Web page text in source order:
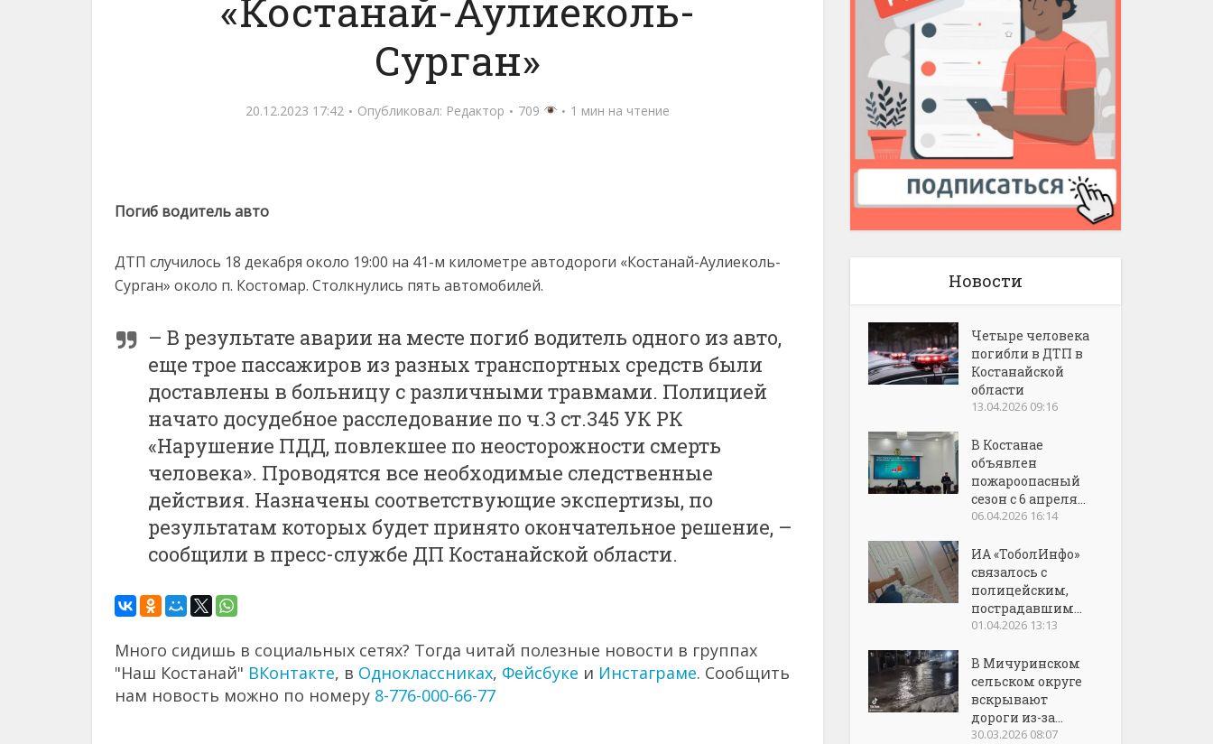
«Костанай-Аулиеколь-
Сурган»
20.12.2023 17:42 Опубликовал: Редактор 709 1 мин на чтение
Погиб водитель авто
ДТП случилось 18 декабря около 19:00 на 41-м километре автодороги «Костанай-Аулиеколь-
Сурган» около п. Костомар. Столкнулись пять автомобилей.
– В результате аварии на месте погиб водитель одного из авто,
еще трое пассажиров из разных транспортных средств были
доставлены в больницу с различными травмами. Полицией
начато досудебное расследование по ч.3 ст.345 УК РК
«Нарушение ПДД, повлекшее по неосторожности смерть
человека». Проводятся все необходимые следственные
действия. Назначены соответствующие экспертизы, по
результатам которых будет принято окончательное решение, –
сообщили в пресс-службе ДП Костанайской области.
Много сидишь в социальных сетях? Тогда читай полезные новости в группах
"Наш Костанай" ВКонтакте, в Одноклассниках, Фейсбуке и Инстаграме. Сообщить
нам новость можно по номеру 8-776-000-66-77
Новости
Четыре человека
погибли в ДТП в
Костанайской
области
13.04.2026 09:16
В Костанае
объявлен
пожароопасный
сезон с 6 апреля...
06.04.2026 16:14
ИА «ТоболИнфо»
связалось с
полицейским,
пострадавшим...
01.04.2026 13:13
В Мичуринском
сельском округе
вскрывают
дороги из-за...
30.03.2026 08:07